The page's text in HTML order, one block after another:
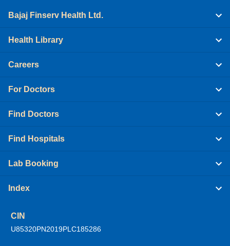
Bajaj Finserv Health Ltd.
Health Library
Careers
For Doctors
Find Doctors
Find Hospitals
Lab Booking
Index
CIN
U85320PN2019PLC185286